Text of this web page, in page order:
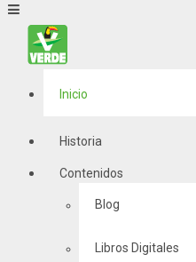
Inicio
Historia
Contenidos
Blog
Libros Digitales